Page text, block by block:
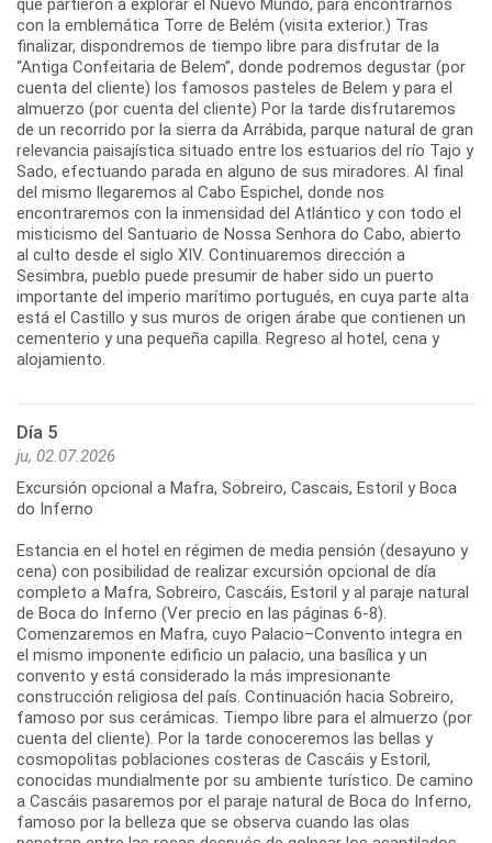
que partieron a explorar el Nuevo Mundo, para encontrarnos
con la emblemática Torre de Belém (visita exterior.) Tras
finalizar, dispondremos de tiempo libre para disfrutar de la
“Antiga Confeitaria de Belem”, donde podremos degustar (por
cuenta del cliente) los famosos pasteles de Belem y para el
almuerzo (por cuenta del cliente) Por la tarde disfrutaremos
de un recorrido por la sierra da Arrábida, parque natural de gran
relevancia paisajística situado entre los estuarios del río Tajo y
Sado, efectuando parada en alguno de sus miradores. Al final
del mismo llegaremos al Cabo Espichel, donde nos
encontraremos con la inmensidad del Atlántico y con todo el
misticismo del Santuario de Nossa Senhora do Cabo, abierto
al culto desde el siglo XIV. Continuaremos dirección a
Sesimbra, pueblo puede presumir de haber sido un puerto
importante del imperio marítimo portugués, en cuya parte alta
está el Castillo y sus muros de origen árabe que contienen un
cementerio y una pequeña capilla. Regreso al hotel, cena y
Día 5
ju, 02.07.2026
Excursión opcional a Mafra, Sobreiro, Cascais, Estoril y Boca
do Inferno
Estancia en el hotel en régimen de media pensión (desayuno y
cena) con posibilidad de realizar excursión opcional de día
completo a Mafra, Sobreiro, Cascáis, Estoril y al paraje natural
de Boca do Inferno (Ver precio en las páginas 6-8).
Comenzaremos en Mafra, cuyo Palacio–Convento integra en
el mismo imponente edificio un palacio, una basílica y un
convento y está considerado la más impresionante
construcción religiosa del país. Continuación hacia Sobreiro,
famoso por sus cerámicas. Tiempo libre para el almuerzo (por
cuenta del cliente). Por la tarde conoceremos las bellas y
cosmopolitas poblaciones costeras de Cascáis y Estoril,
conocidas mundialmente por su ambiente turístico. De camino
a Cascáis pasaremos por el paraje natural de Boca do Inferno,
famoso por la belleza que se observa cuando las olas